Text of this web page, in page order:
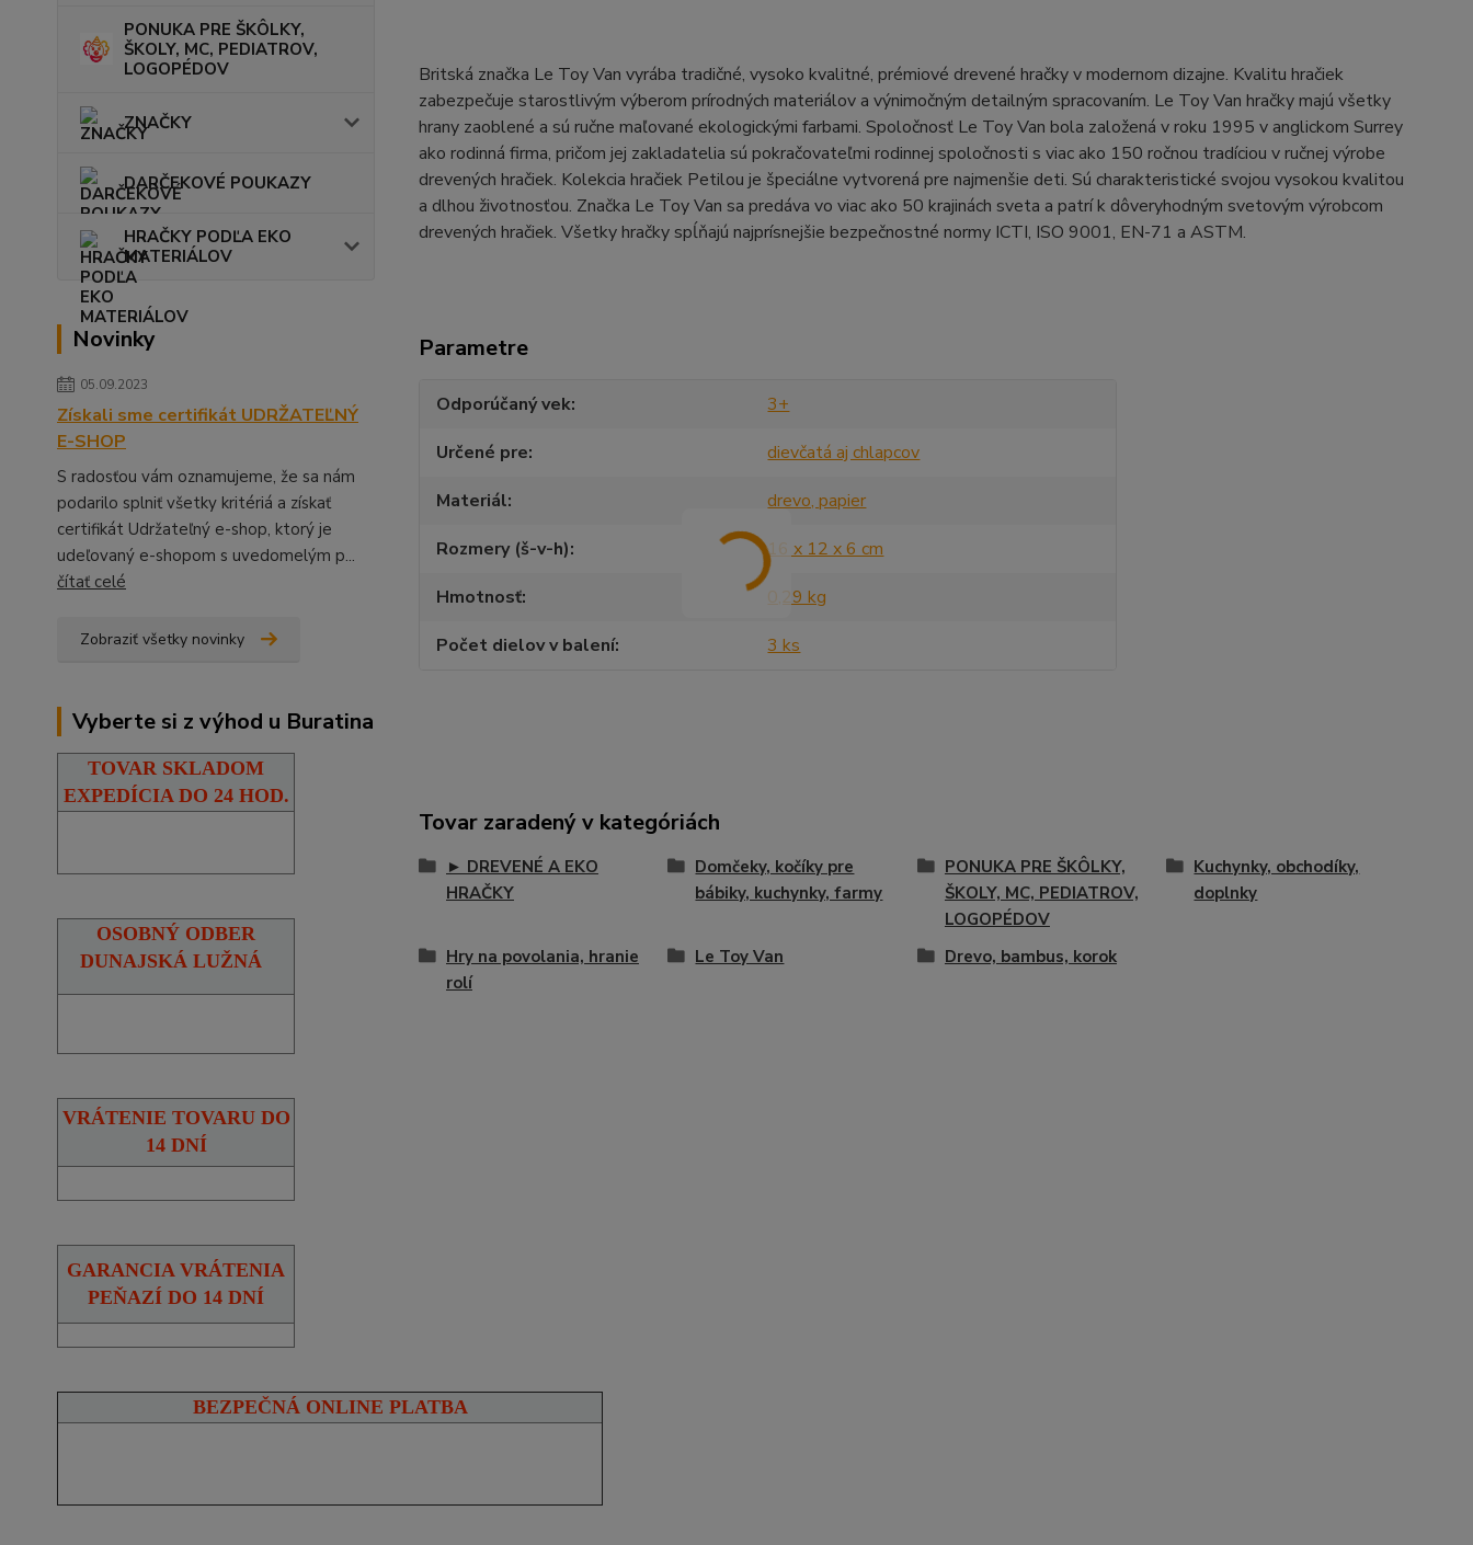
PONUKA PRE ŠKÔLKY,
ŠKOLY, MC, PEDIATROV,
LOGOPÉDOV
ZNAČKY
DARČEKOVÉ POUKAZY
HRAČKY PODĽA EKO
MATERIÁLOV
Novinky
05.09.2023
Získali sme certifikát UDRŽATEĽNÝ
E-SHOP
S radosťou vám oznamujeme, že sa nám
podarilo splniť všetky kritériá a získať
certifikát Udržateľný e-shop, ktorý je
udeľovaný e-shopom s uvedomelým p...
čítať celé
Zobraziť všetky novinky
Vyberte si z výhod u Buratina
TOVAR SKLADOM
EXPEDÍCIA DO 24 HOD.
OSOBNÝ ODBER
DUNAJSKÁ LUŽNÁ
VRÁTENIE TOVARU DO
14 DNÍ
GARANCIA VRÁTENIA
PEŇAZÍ DO 14 DNÍ
BEZPEČNÁ ONLINE PLATBA
Britská značka Le Toy Van vyrába tradičné, vysoko kvalitné, prémiové drevené hračky v modernom dizajne. Kvalitu hračiek
zabezpečuje starostlivým výberom prírodných materiálov a výnimočným detailným spracovaním. Le Toy Van hračky majú všetky
hrany zaoblené a sú ručne maľované ekologickými farbami. Spoločnosť Le Toy Van bola založená v roku 1995 v anglickom Surrey
ako rodinná firma, pričom jej zakladatelia sú pokračovateľmi rodinnej spoločnosti s viac ako 150 ročnou tradíciou v ručnej výrobe
drevených hračiek. Kolekcia hračiek Petilou je špeciálne vytvorená pre najmenšie deti. Sú charakteristické svojou vysokou kvalitou
a dlhou životnosťou. Značka Le Toy Van sa predáva vo viac ako 50 krajinách sveta a patrí k dôveryhodným svetovým výrobcom
drevených hračiek. Všetky hračky spĺňajú najprísnejšie bezpečnostné normy ICTI, ISO 9001, EN-71 a ASTM.
Parametre
Odporúčaný vek
3+
Určené pre
dievčatá aj chlapcov
Materiál
drevo, papier
Rozmery (š-v-h)
16 x 12 x 6 cm
Hmotnosť
0,29 kg
Počet dielov v balení
3 ks
Tovar zaradený v kategóriách
► DREVENÉ A EKO
HRAČKY
Domčeky, kočíky pre
bábiky, kuchynky, farmy
PONUKA PRE ŠKÔLKY,
ŠKOLY, MC, PEDIATROV,
LOGOPÉDOV
Kuchynky, obchodíky,
doplnky
Hry na povolania, hranie
rolí
Le Toy Van Drevo, bambus, korok